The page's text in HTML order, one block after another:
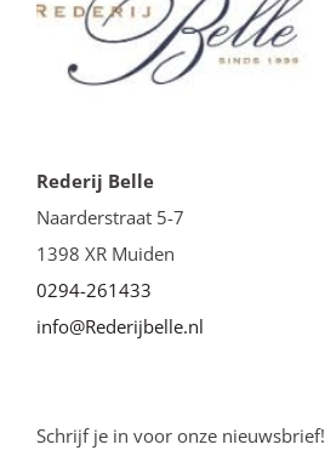
Rederij Belle
Naarderstraat 5-7
1398 XR Muiden
0294-261433
info@Rederijbelle.nl
Schrijf je in voor onze nieuwsbrief!